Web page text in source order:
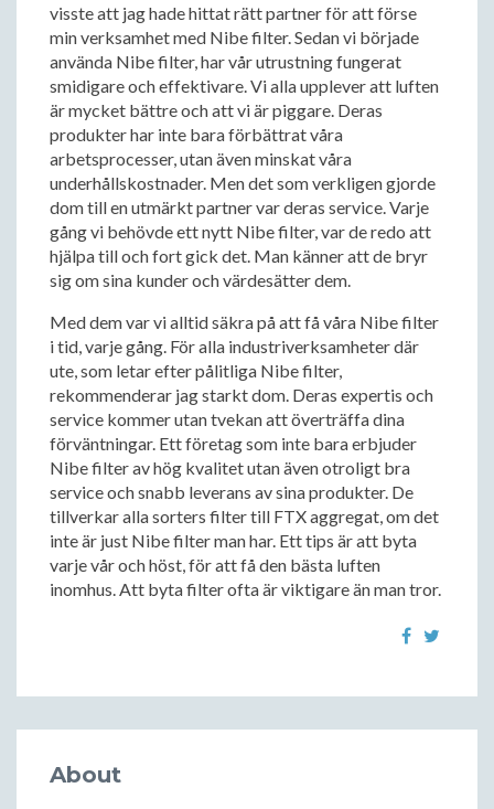
visste att jag hade hittat rätt partner för att förse
min verksamhet med Nibe filter. Sedan vi började
använda Nibe filter, har vår utrustning fungerat
smidigare och effektivare. Vi alla upplever att luften
är mycket bättre och att vi är piggare. Deras
produkter har inte bara förbättrat våra
arbetsprocesser, utan även minskat våra
underhållskostnader. Men det som verkligen gjorde
dom till en utmärkt partner var deras service. Varje
gång vi behövde ett nytt Nibe filter, var de redo att
hjälpa till och fort gick det. Man känner att de bryr
sig om sina kunder och värdesätter dem.
Med dem var vi alltid säkra på att få våra Nibe filter
i tid, varje gång. För alla industriverksamheter där
ute, som letar efter pålitliga Nibe filter,
rekommenderar jag starkt dom. Deras expertis och
service kommer utan tvekan att överträffa dina
förväntningar. Ett företag som inte bara erbjuder
Nibe filter av hög kvalitet utan även otroligt bra
service och snabb leverans av sina produkter. De
tillverkar alla sorters filter till FTX aggregat, om det
inte är just Nibe filter man har. Ett tips är att byta
varje vår och höst, för att få den bästa luften
inomhus. Att byta filter ofta är viktigare än man tror.
About